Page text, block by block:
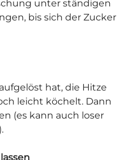
unter ständigen
bis sich der Zucker
hat, die Hitze
leicht köchelt. Dann
(es kann auch loser